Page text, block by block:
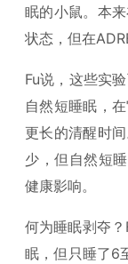
眠的小鼠。本
状态，但在
Fu说，这些实
自然短睡眠，
更长的清醒时
少，但自然短
健康影响。
何为睡眠剥夺
眠，但只睡了6